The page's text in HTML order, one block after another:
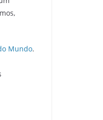
Mundo.